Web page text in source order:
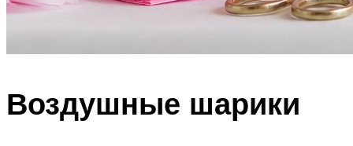
Воздушные шарики